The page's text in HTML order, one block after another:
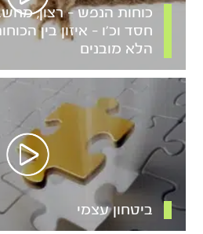
כוחות הנפש – רצון,
חסד וכ’ו – איזון בין
הלא מובנים
ביטחון עצמי